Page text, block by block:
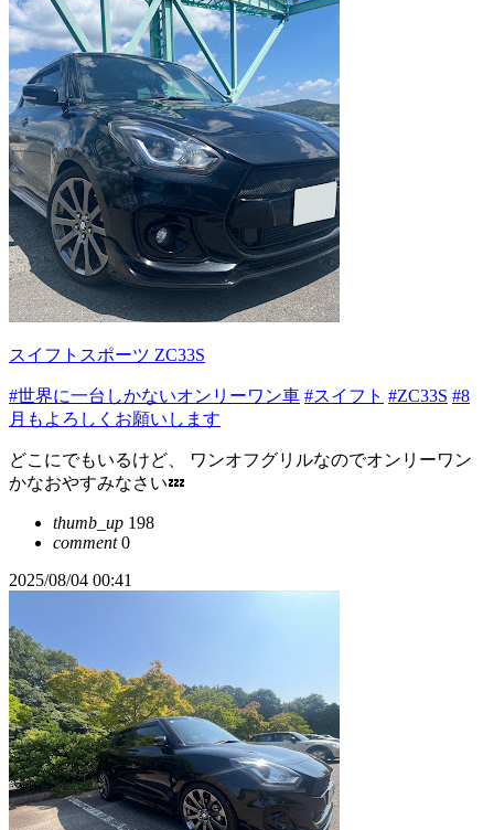
スイフトスポーツ ZC33S
#世界に一台しかないオンリーワン車 #スイフト #ZC33S #8
月もよろしくお願いします
どこにでもいるけど、 ワンオフグリルなのでオンリーワン
かなおやすみなさい💤
thumb_up 198
comment0
2025/08/04 00:41